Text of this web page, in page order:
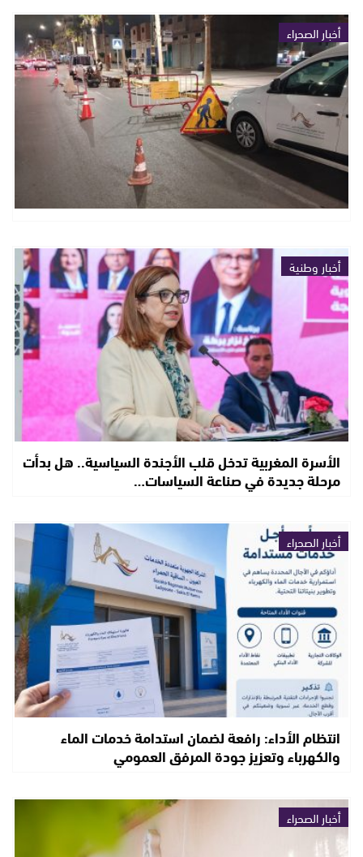
أخبار الصحراء
أخبار وطنية
الأسرة المغربية تدخل قلب الأجندة السياسية.. هل بدأت
مرحلة جديدة في صناعة السياسات…
أخبار الصحراء
انتظام الأداء: رافعة لضمان استدامة خدمات الماء
والكهرباء وتعزيز جودة المرفق العمومي
أخبار الصحراء